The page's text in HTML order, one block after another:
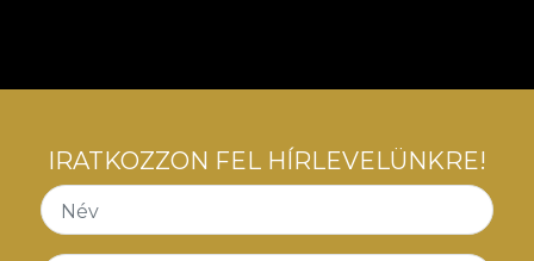
IRATKOZZON FEL HÍRLEVELÜNKRE!
Név